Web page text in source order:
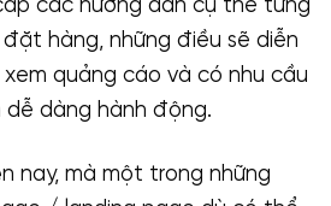
các hướng dẫn cụ thể từng
hàng, những điều sẽ diễn
quảng cáo và có nhu cầu
dàng hành động.
nay, mà một trong những